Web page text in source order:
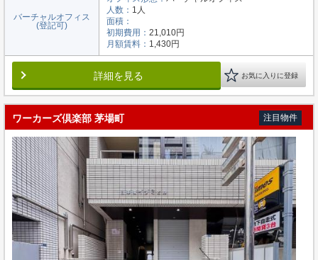
バーチャルオフィス
(登記可)
人数： 1人
面積：
初期費用： 21,010円
月額賃料： 1,430円
詳細を見る お気に入りに登録
ワーカーズ倶楽部 茅場町 注目物件